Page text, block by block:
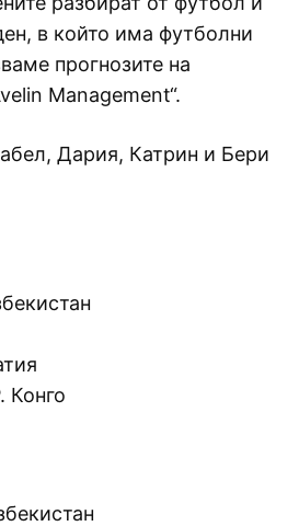
в който има футболни
прогнозите на
Management“.
Дария, Катрин и Бери
Конго